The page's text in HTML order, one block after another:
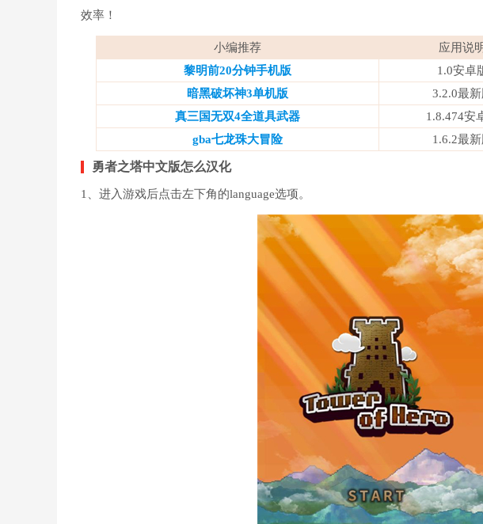
效率！
小编推荐 应用说
黎明前20分钟手机版
1.0安卓
暗黑破坏神3单机版
3.2.0最新
真三国无双4全道具武器
1.8.474安
gba七龙珠大冒险
1.6.2最新
勇者之塔中文版怎么汉化
1、进入游戏后点击左下角的language选项。